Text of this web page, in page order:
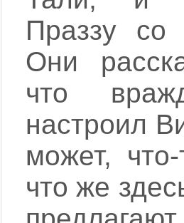
Праззу со
Они
что
настроил
может,
что же